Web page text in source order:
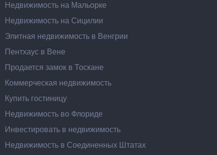
Недвижимость на Мальорке
Недвижимость на Сицилии
Элитная недвижимость в Венгрии
Пентхаус в Вене
Продается замок в Тоскане
Коммерческая недвижимость
Купить гостиницу
Недвижимость во Флориде
Инвестировать в недвижимость
Недвижимость в Соединенных Штатах